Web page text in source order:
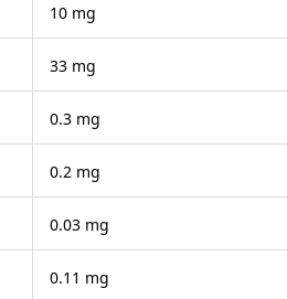
10 mg
33 mg
0.3 mg
0.2 mg
0.03 mg
0.11 mg